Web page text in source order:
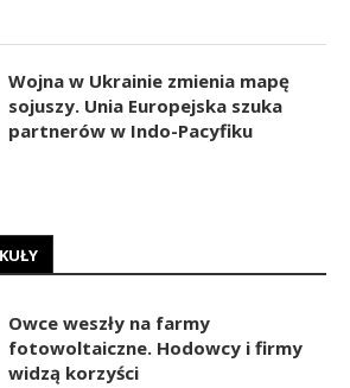
Wojna w Ukrainie zmienia mapę
sojuszy. Unia Europejska szuka
partnerów w Indo-Pacyfiku
Owce weszły na farmy
fotowoltaiczne. Hodowcy i firmy
widzą korzyści